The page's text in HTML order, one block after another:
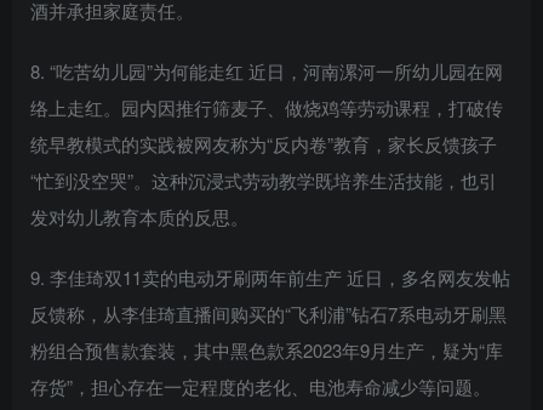
酒并承担家庭责任。
8. “吃苦幼儿园”为何能走红 近日，河南漯河一所幼儿园在网
络上走红。园内因推行筛麦子、做烧鸡等劳动课程，打破传
统早教模式的实践被网友称为“反内卷”教育，家长反馈孩子
“忙到没空哭”。这种沉浸式劳动教学既培养生活技能，也引
发对幼儿教育本质的反思。
9. 李佳琦双11卖的电动牙刷两年前生产 近日，多名网友发帖
反馈称，从李佳琦直播间购买的“飞利浦”钻石7系电动牙刷黑
粉组合预售款套装，其中黑色款系2023年9月生产，疑为“库
存货”，担心存在一定程度的老化、电池寿命减少等问题。